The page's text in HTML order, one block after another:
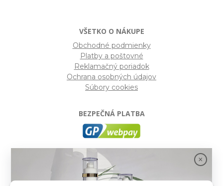
VŠETKO O NÁKUPE
Obchodné podmienky
Platby a poštovné
Reklamačný poriadok
Ochrana osobných údajov
Súbory cookies
BEZPEČNÁ PLATBA
- Moderný a bezpečný systém pre platby
kartou na internete. Je jedným z najpoužívanejších
platobných brán na slovenských e-shopoch. Spĺňa